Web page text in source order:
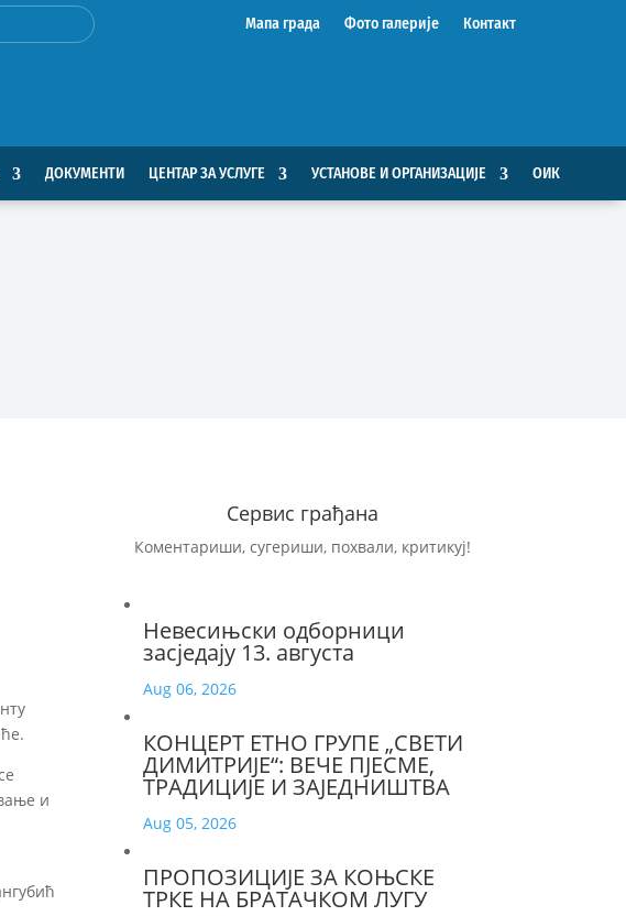
Мапа града Фото галерије Контакт
ДОКУМЕНТИ ЦЕНТАР ЗА УСЛУГЕ УСТАНОВЕ И ОРГАНИЗАЦИЈЕ ОИК
и
Сервис грађана
Коментариши, сугериши, похвали, критикуј!
Невесињски одборници
засједају 13. августа
Aug 06, 2026
КОНЦЕРТ ЕТНО ГРУПЕ „СВЕТИ
ДИМИТРИЈЕ“: ВЕЧЕ ПЈЕСМЕ,
ТРАДИЦИЈЕ И ЗАЈЕДНИШТВА
Aug 05, 2026
ПРОПОЗИЦИЈЕ ЗА КОЊСКЕ
ТРКЕ НА БРАТАЧКОМ ЛУГУ